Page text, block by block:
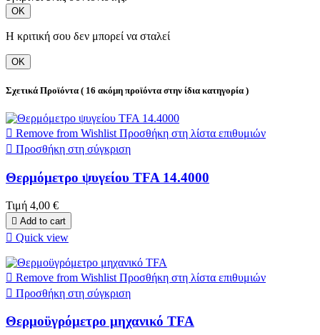
ΟΚ
Η κριτική σου δεν μπορεί να σταλεί
ΟΚ
Σχετικά Προϊόντα ( 16 ακόμη προϊόντα στην ίδια κατηγορία )
 Remove from Wishlist Προσθήκη στη λίστα επιθυμιών
 Προσθήκη στη σύγκριση
Θερμόμετρο ψυγείου TFA 14.4000
Τιμή 4,00 €
 Add to cart
 Quick view
 Remove from Wishlist Προσθήκη στη λίστα επιθυμιών
 Προσθήκη στη σύγκριση
Θερμοϋγρόμετρο μηχανικό TFA